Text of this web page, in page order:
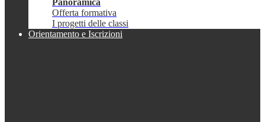
Panoramica
Offerta formativa
I progetti delle classi
Orientamento e Iscrizioni